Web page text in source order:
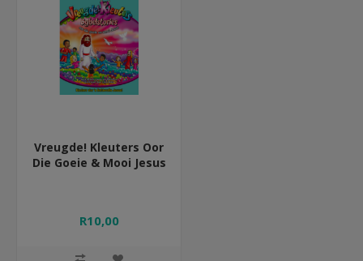
Vreugde! Kleuters Oor
Die Goeie & Mooi Jesus
R10,00